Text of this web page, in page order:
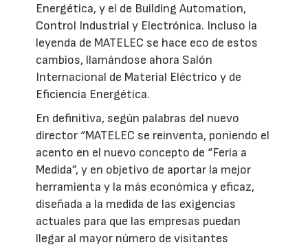
Energética, y el de Building Automation,
Control Industrial y Electrónica. Incluso la
leyenda de MATELEC se hace eco de estos
cambios, llamándose ahora Salón
Internacional de Material Eléctrico y de
Eficiencia Energética.
En definitiva, según palabras del nuevo
director “MATELEC se reinventa, poniendo el
acento en el nuevo concepto de “Feria a
Medida”, y en objetivo de aportar la mejor
herramienta y la más económica y eficaz,
diseñada a la medida de las exigencias
actuales para que las empresas puedan
llegar al mayor número de visitantes